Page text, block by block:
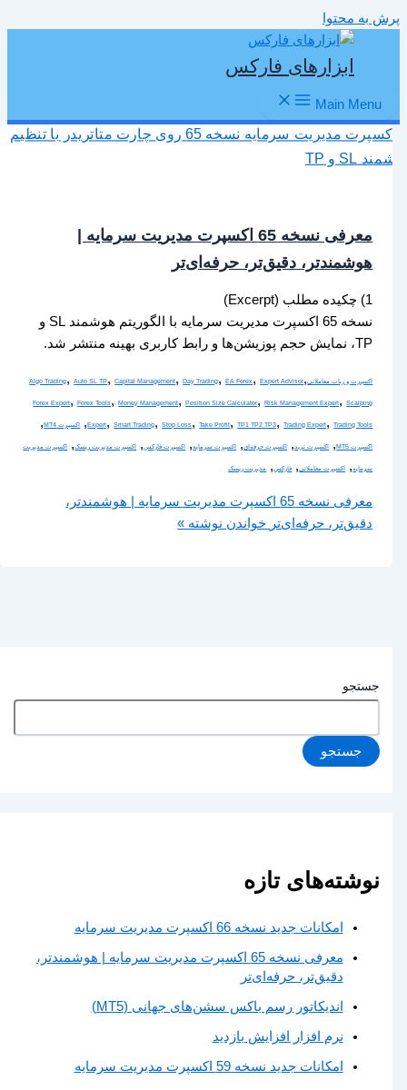
پرش به محتوا
ابزارهای فارکس
Main Menu
جستجو
جستجو
نوشته‌های تازه
امکانات جدید نسخه 66 اکسپرت مدیریت سرمایه
معرفی نسخه 65 اکسپرت مدیریت سرمایه | هوشمندتر،
دقیق‌تر، حرفه‌ای‌تر
اندیکاتور رسم باکس سشن‌های جهانی (MT5)
نرم افزار افزایش بازدید
امکانات جدید نسخه 59 اکسپرت مدیریت سرمایه
معرفی نسخه 65 اکسپرت مدیریت سرمایه |
هوشمندتر، دقیق‌تر، حرفه‌ای‌تر
1) چکیده مطلب (Excerpt)
نسخه 65 اکسپرت مدیریت سرمایه با الگوریتم هوشمند SL و
TP، نمایش حجم پوزیشن‌ها و رابط کاربری بهینه منتشر شد.
اکسپرت و ربات معاملاتی Algo Trading ,Auto SL TP ,Capital Management ,Day Trading ,EA Forex ,Expert Advisor,
Forex Expert ,Forex Tools ,Money Management ,Position Size Calculator ,Risk Management Expert ,Scalping
Expert ,Smart Trading ,Stop Loss ,Take Profit ,TP1 TP2 TP3 ,Trading Expert ,Trading Tools
,اکسپرت MT4 ,
اکسپرت MT5 ,اکسپرت ترید , اکسپرت حرفه‌ای, اکسپرت سرمایه,اکسپرت فارکس, اکسپرت مدیریت ریسک,اکسپرت مدیریت
سرمایه,اکسپرت معاملاتی,فارکس, مدیریت ریسک
معرفی نسخه 65 اکسپرت مدیریت سرمایه | هوشمندتر،
دقیق‌تر، حرفه‌ای‌ترخواندن نوشته »